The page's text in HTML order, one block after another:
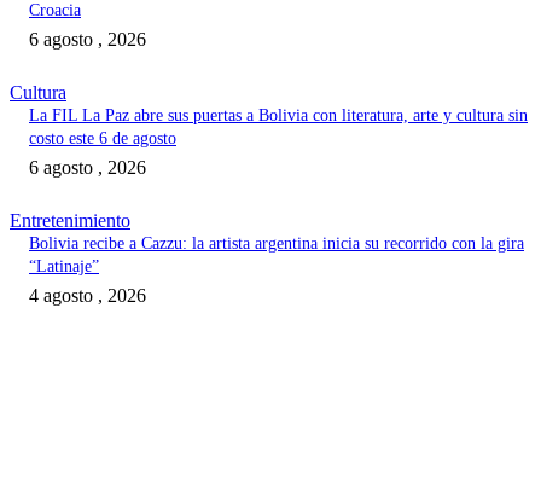
Croacia
6 agosto , 2026
Cultura
La FIL La Paz abre sus puertas a Bolivia con literatura, arte y cultura sin
costo este 6 de agosto
6 agosto , 2026
Entretenimiento
Bolivia recibe a Cazzu: la artista argentina inicia su recorrido con la gira
“Latinaje”
4 agosto , 2026